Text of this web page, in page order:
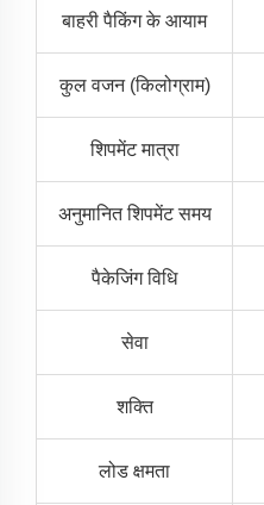
बाहरी पैकिंग के आयाम
कुल वजन (किलोग्राम)
शिपमेंट मात्रा
अनुमानित शिपमेंट समय
पैकेजिंग विधि
सेवा
शक्ति
लोड क्षमता